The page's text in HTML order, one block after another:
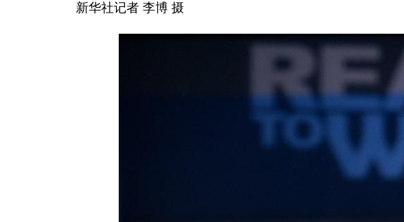
新华社记者 李博 摄